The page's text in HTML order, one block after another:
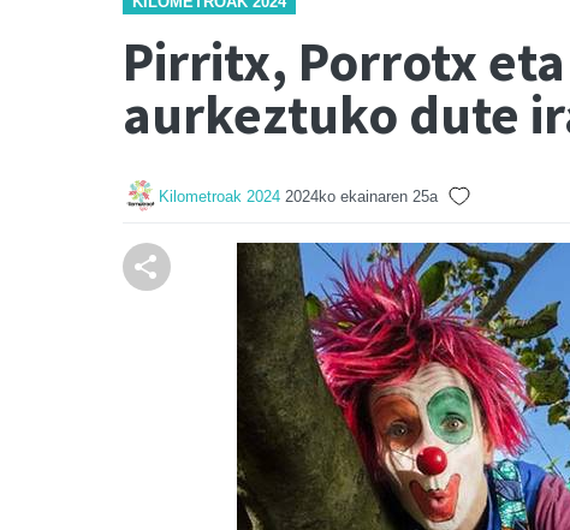
Pirritx, Porrotx
aurkeztuko dute
Kilometroak 2024 2024ko ekainaren 25a